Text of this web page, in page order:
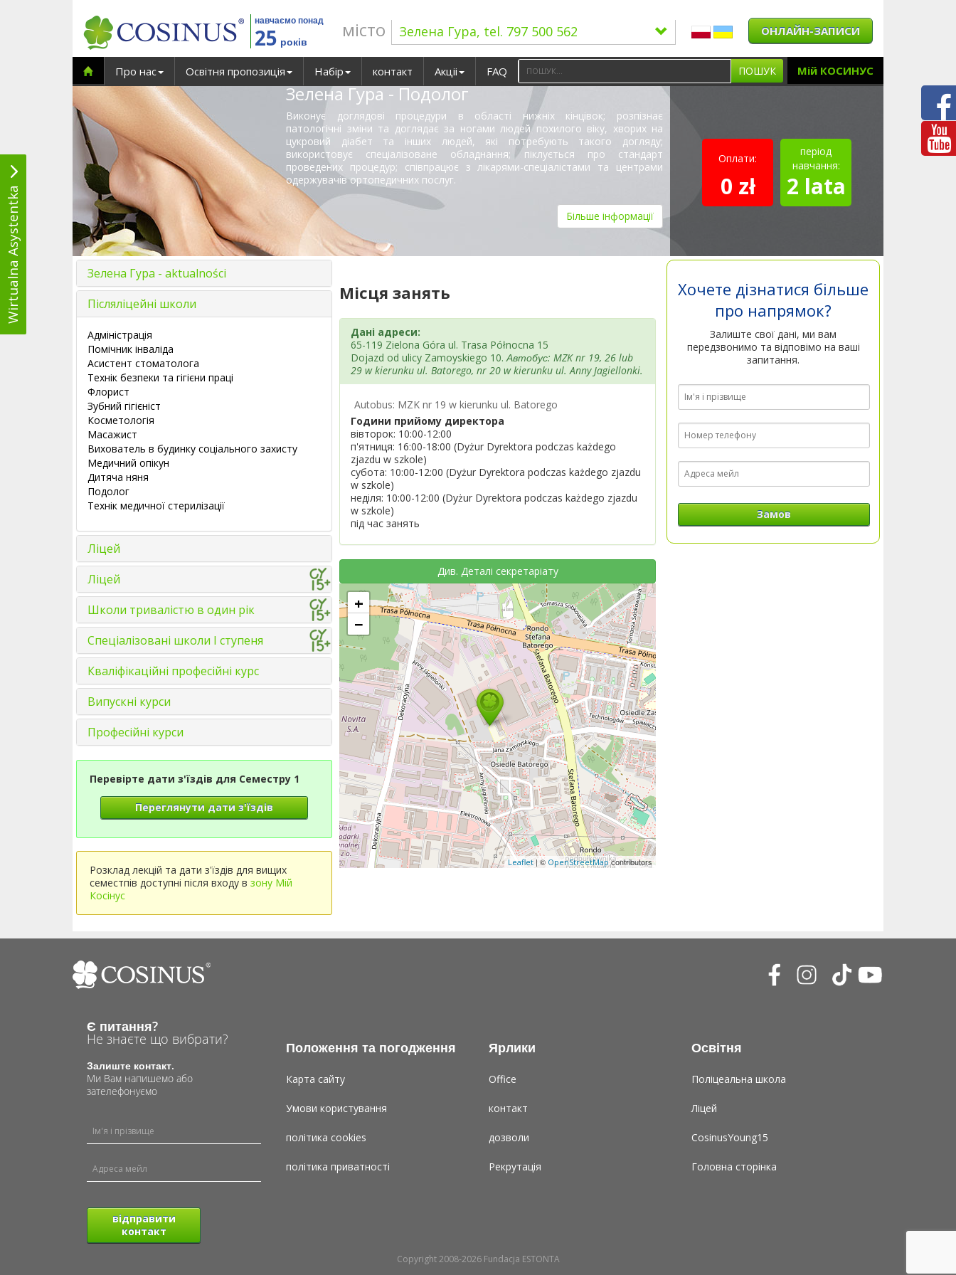
навчаємо понад
25 років
місто Зелена Гура, tel. 797 500 562 ОНЛАЙН-ЗАПИСИ
Мій КОСИНУС
Про нас Освітня пропозиція Набір контакт Акціі FAQ ПОШУК
Зелена Гура - Подолог
Виконує доглядові процедури в області нижніх кінцівок; розпізнає
патологічні зміни та доглядає за ногами людей похилого віку, хворих на
цукровий діабет та інших людей, які потребують такого догляду;
використовує спеціалізоване обладнання; піклується про стандарт
проведених процедур; співпрацює з лікарями-спеціалістами та центрами
одержувачів ортопедичних послуг.
Більше інформації
Оплати:
0 zł
період
навчання:
2 lata
Зелена Гура - aktualności
Післяліцейні школи
Адміністрація
Помічник інваліда
Асистент стоматолога
Технік безпеки та гігієни праці
Флорист
Зубний гігієніст
Косметологія
Масажист
Вихователь в будинку соціального захисту
Медичний опікун
Дитяча няня
Подолог
Технік медичної стерилізації
Ліцей
Ліцей
Школи тривалістю в один рік
Спеціалізовані школи І ступеня
Кваліфікаційні професійні курс
Випускні курси
Професійні курси
Перевірте дати з'їздів для Семестру 1
Переглянути дати з'їздів
Розклад лекцій та дати з'їздів для вищих
семестпів доступні після входу в зону Мій
Косінус
Місця занять
Дані адреси:
65-119 Zielona Góra ul. Trasa Północna 15
Dojazd od ulicy Zamoyskiego 10.Автобус: MZK nr 19, 26 lub
29 w kierunku ul. Batorego, nr 20 w kierunku ul. Anny Jagiellonki.
Autobus: MZK nr 19 w kierunku ul. Batorego
Години прийому директора
вівторок: 10:00-12:00
п'ятниця: 16:00-18:00 (Dyżur Dyrektora podczas każdego
zjazdu w szkole)
субота: 10:00-12:00 (Dyżur Dyrektora podczas każdego zjazdu
w szkole)
неділя: 10:00-12:00 (Dyżur Dyrektora podczas każdego zjazdu
w szkole)
під час занять
Див. Деталі секретаріату
+
−
Leaflet | © OpenStreetMapcontributors
Хочете дізнатися більше
про напрямок?
Залиште свої дані, ми вам
передзвонимо та відповімо на ваші
запитання.
Замов
Є питання?
Не знаєте що вибрати?
Залиште контакт.
Ми Вам напишемо або
зателефонуємо
відправити
контакт
Положення та погодження
Карта сайту
Умови користування
політика cookies
політика приватності
Ярлики
Office
контакт
дозволи
Рекрутація
Освітня
Поліцеальна школа
Ліцей
CosinusYoung15
Головна сторінка
Copyright 2008-2026 Fundacja ESTONTA
Wirtualna Asystentka